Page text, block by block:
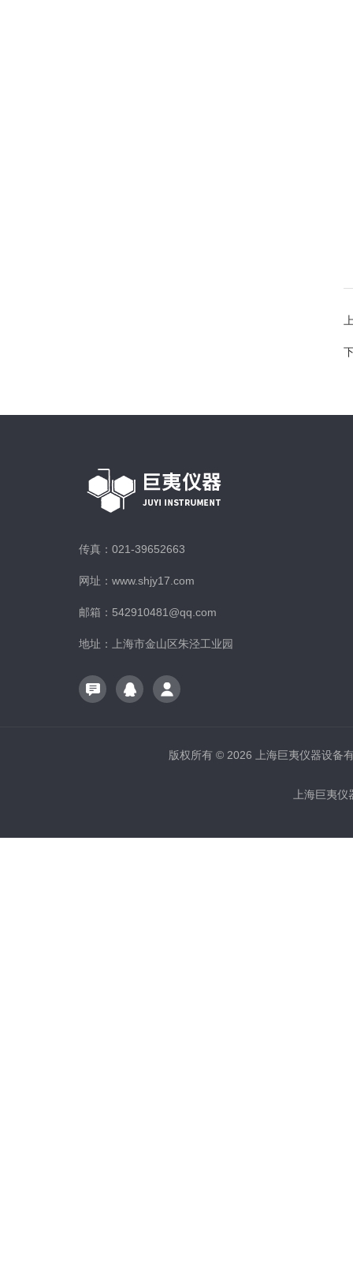
传真：021-39652663
网址：www.shjy17.com
邮箱：542910481@qq.com
地址：上海市金山区朱泾工业园
版权所有 © 2026 上海巨夷仪器设
上海巨夷